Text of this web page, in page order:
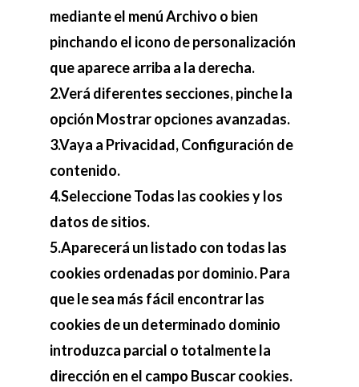
mediante el menú Archivo o bien
pinchando el icono de personalización
que aparece arriba a la derecha.
2.Verá diferentes secciones, pinche la
opción Mostrar opciones avanzadas.
3.Vaya a Privacidad, Configuración de
contenido.
4.Seleccione Todas las cookies y los
datos de sitios.
5.Aparecerá un listado con todas las
cookies ordenadas por dominio. Para
que le sea más fácil encontrar las
cookies de un determinado dominio
introduzca parcial o totalmente la
dirección en el campo Buscar cookies.